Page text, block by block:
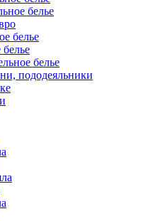
белье
белье
белье
пододеяльники